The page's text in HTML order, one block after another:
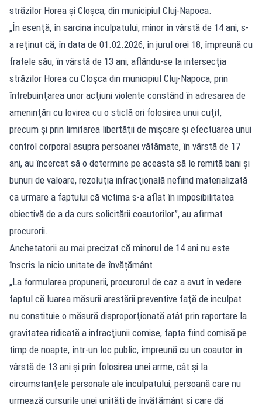
străzilor Horea și Cloșca, din municipiul Cluj-Napoca.
„În esenţă, în sarcina inculpatului, minor în vârstă de 14 ani, s-
a reţinut că, în data de 01.02.2026, în jurul orei 18, împreună cu
fratele său, în vârstă de 13 ani, aflându-se la intersecţia
străzilor Horea cu Cloşca din municipiul Cluj-Napoca, prin
întrebuinţarea unor acţiuni violente constând în adresarea de
ameninţări cu lovirea cu o sticlă ori folosirea unui cuţit,
precum şi prin limitarea libertăţii de mişcare şi efectuarea unui
control corporal asupra persoanei vătămate, în vârstă de 17
ani, au încercat să o determine pe aceasta să le remită bani şi
bunuri de valoare, rezoluţia infracţională nefiind materializată
ca urmare a faptului că victima s-a aflat în imposibilitatea
obiectivă de a da curs solicitării coautorilor”, au afirmat
procurorii.
Anchetatorii au mai precizat că minorul de 14 ani nu este
înscris la nicio unitate de învățământ.
„La formularea propunerii, procurorul de caz a avut în vedere
faptul că luarea măsurii arestării preventive faţă de inculpat
nu constituie o măsură disproporţionată atât prin raportare la
gravitatea ridicată a infracţiunii comise, fapta fiind comisă pe
timp de noapte, într-un loc public, împreună cu un coautor în
vârstă de 13 ani şi prin folosirea unei arme, cât şi la
circumstanţele personale ale inculpatului, persoană care nu
urmează cursurile unei unităţi de învăţământ şi care dă